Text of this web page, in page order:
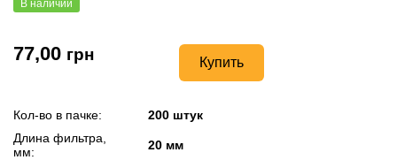
В наличии
77,00 грн Купить
Кол-во в пачке:
200 штук
Длина фильтра,
мм:
20 мм